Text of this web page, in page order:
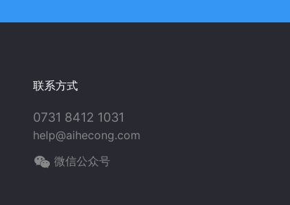
联系方式
0731 8412 1031
help@aihecong.com
微信公众号